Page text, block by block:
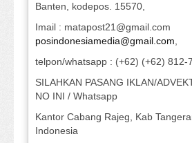
Banten, kodepos. 15570,
Imail : matapost21@gmail.com
posindonesiamedia@gmail.com,
telpon/whatsapp : (+62) (+62) 812-
SILAHKAN PASANG IKLAN/
NO INI / Whatsapp
Kantor Cabang Rajeg, Kab
Indonesia